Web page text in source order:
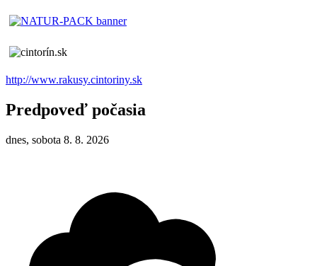
http://www.rakusy.cintoriny.sk
Predpoveď počasia
dnes, sobota 8. 8. 2026